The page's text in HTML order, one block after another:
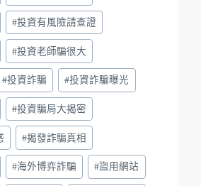
#投資有風險請查證
#投資老師騙很大
#投資詐騙 #投資詐騙曝光
#投資騙局大揭密
#揭發詐騙真相
#海外博弈詐騙 #盜用網站